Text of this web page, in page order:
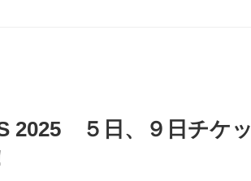
2025 ５日、９日チケッ